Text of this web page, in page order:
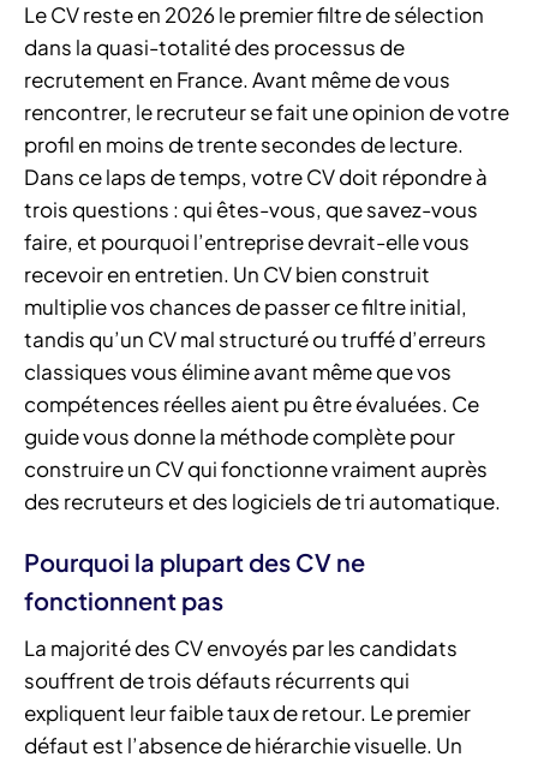
Le CV reste en 2026 le premier filtre de sélection
dans la quasi-totalité des processus de
recrutement en France. Avant même de vous
rencontrer, le recruteur se fait une opinion de votre
profil en moins de trente secondes de lecture.
Dans ce laps de temps, votre CV doit répondre à
trois questions : qui êtes-vous, que savez-vous
faire, et pourquoi l’entreprise devrait-elle vous
recevoir en entretien. Un CV bien construit
multiplie vos chances de passer ce filtre initial,
tandis qu’un CV mal structuré ou truffé d’erreurs
classiques vous élimine avant même que vos
compétences réelles aient pu être évaluées. Ce
guide vous donne la méthode complète pour
construire un CV qui fonctionne vraiment auprès
des recruteurs et des logiciels de tri automatique.
Pourquoi la plupart des CV ne
fonctionnent pas
La majorité des CV envoyés par les candidats
souffrent de trois défauts récurrents qui
expliquent leur faible taux de retour. Le premier
défaut est l’absence de hiérarchie visuelle. Un